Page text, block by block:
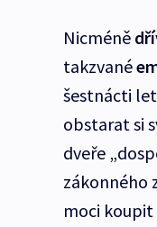
Nicméně
takzvané
šestnácti
obstarat si
dveře
zákonného
moci